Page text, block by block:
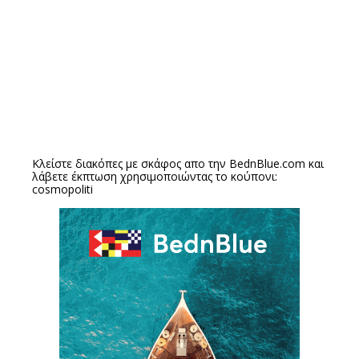
Κλείστε διακόπες με σκάφος απο την BednBlue.com και
λάβετε έκπτωση χρησιμοποιώντας το κούπονι:
cosmopoliti